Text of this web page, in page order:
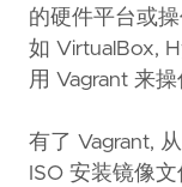
的硬件平台或
如 VirtualBox,
用 Vagrant 来操
有了 Vagrant,
ISO 安装镜像